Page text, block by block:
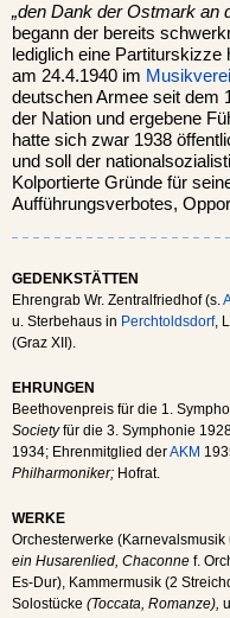
„den Dank der Ostmark an
begann der bereits
lediglich eine
am 24.4.1940 im
deutschen Armee seit dem
der Nation und ergebene
hatte sich zwar 1938
und soll der
Kolportierte Gründe für
Aufführungsverbotes,
GEDENKSTÄTTEN
Ehrengrab Wr. Zentralfriedhof (s.
u. Sterbehaus in Perchtoldsdorf,
(Graz XII).
EHRUNGEN
Beethovenpreis für die 1.
Societyfür die 3. Symphonie
1934; Ehrenmitglied derAKM
Philharmoniker; Hofrat.
WERKE
Orchesterwerke
ein Husarenlied, Chaconne f.
Es-Dur), Kammermusik (2
Solostücke (Toccata, Romanze),